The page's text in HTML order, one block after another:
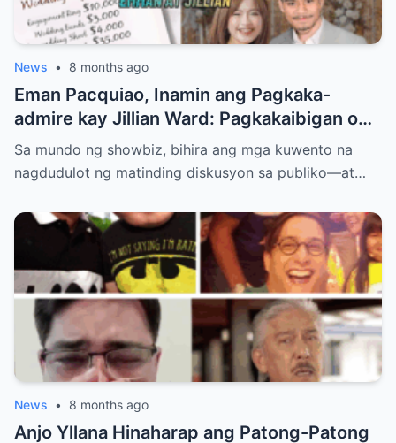
News • 8 months ago
Eman Pacquiao, Inamin ang Pagkaka-
admire kay Jillian Ward: Pagkakaibigan o
Simula ng Pag-ibig? Ang Kontrobersiya sa
Showbiz at Social Media
Sa mundo ng showbiz, bihira ang mga kuwento na
nagdudulot ng matinding diskusyon sa publiko—at…
News • 8 months ago
Anjo Yllana Hinaharap ang Patong-Patong